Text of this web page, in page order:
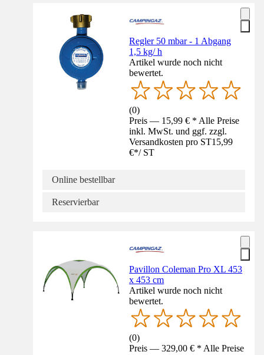
Regler 50 mbar - 1 Abgang
1,5 kg/ h
Artikel wurde noch nicht
bewertet.
(0)
Preis — 15,99 € * Alle Preise
inkl. MwSt. und ggf. zzgl.
Versandkosten pro ST15,99
€*/ ST
Online bestellbar
Reservierbar
Pavillon Coleman Pro XL 453
x 453 cm
Artikel wurde noch nicht
bewertet.
(0)
Preis — 329,00 € * Alle Preise